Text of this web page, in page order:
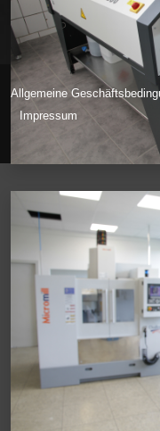
Allgemeine
Impressum
© Inkdustry 2026,